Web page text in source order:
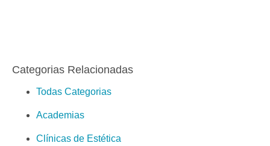
Categorias Relacionadas
Todas Categorias
Academias
Clínicas de Estética